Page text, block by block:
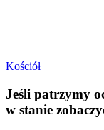
Kościół
Jeśli patrzymy
w stanie